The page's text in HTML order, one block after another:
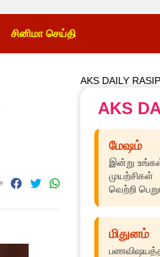
சினிமா செய்தி
AKS DAILY
AKS
மேஷம்
இன்று
முயற்சிகள்
வெற்றி
மிதுனம்